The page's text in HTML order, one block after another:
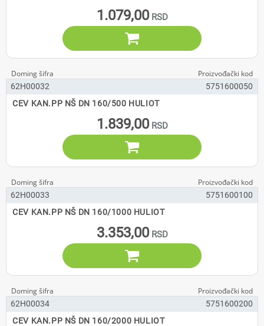
1.079,00

62H00032
5751600050
CEV KAN.PP NŠ DN 160/500 HULIOT
1.839,00

62H00033
5751600100
CEV KAN.PP NŠ DN 160/1000 HULIOT
3.353,00

62H00034
5751600200
CEV KAN.PP NŠ DN 160/2000 HULIOT